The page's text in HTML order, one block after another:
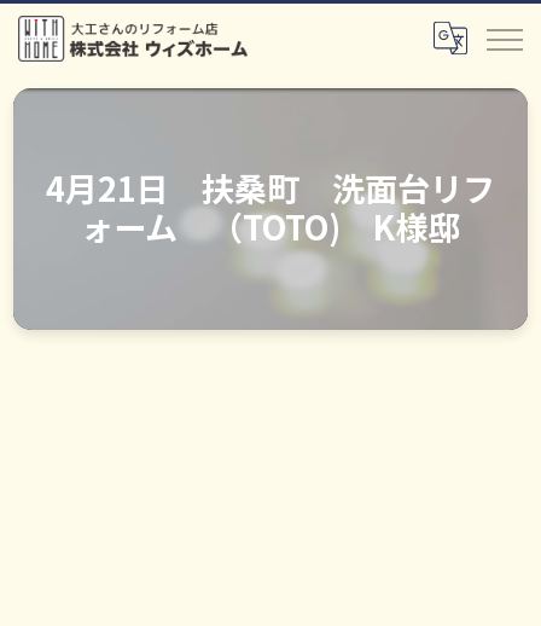
4月21日 扶桑町 洗面台リフ
ォーム （TOTO) K様邸